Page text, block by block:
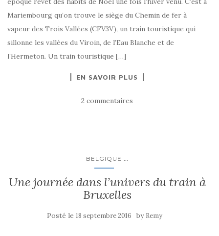
Mariembourg qu’on trouve le siège du Chemin de fer à
vapeur des Trois Vallées (CFV3V), un train touristique qui
sillonne les vallées du Viroin, de l’Eau Blanche et de
l’Hermeton. Un train touristique […]
EN SAVOIR PLUS
2 commentaires
BELGIQUE ...
Une journée dans l’univers du train à
Bruxelles
Posté le 18 septembre 2016 by Remy